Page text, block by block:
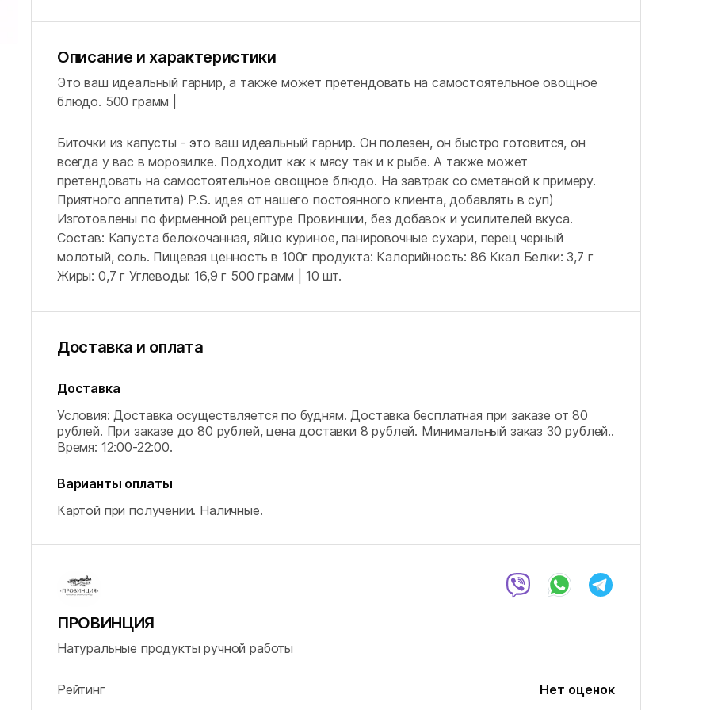
Описание и характеристики
Это ваш идеальный гарнир, а также может претендовать на самостоятельное овощное
блюдо. 500 грамм |
Биточки из капусты - это ваш идеальный гарнир. Он полезен, он быстро готовится, он
всегда у вас в морозилке. Подходит как к мясу так и к рыбе. А также может
претендовать на самостоятельное овощное блюдо. На завтрак со сметаной к примеру.
Приятного аппетита) P.S. идея от нашего постоянного клиента, добавлять в суп)
Изготовлены по фирменной рецептуре Провинции, без добавок и усилителей вкуса.
Состав: Капуста белокочанная, яйцо куриное, панировочные сухари, перец черный
молотый, соль. Пищевая ценность в 100г продукта: Калорийность: 86 Ккал Белки: 3,7 г
Жиры: 0,7 г Углеводы: 16,9 г 500 грамм | 10 шт.
Доставка и оплата
Доставка
Условия: Доставка осуществляется по будням. Доставка бесплатная при заказе от 80
рублей. При заказе до 80 рублей, цена доставки 8 рублей. Минимальный заказ 30 рублей..
Время: 12:00-22:00.
Варианты оплаты
Картой при получении. Наличные.
ПРОВИНЦИЯ
Натуральные продукты ручной работы
Рейтинг
Нет оценок